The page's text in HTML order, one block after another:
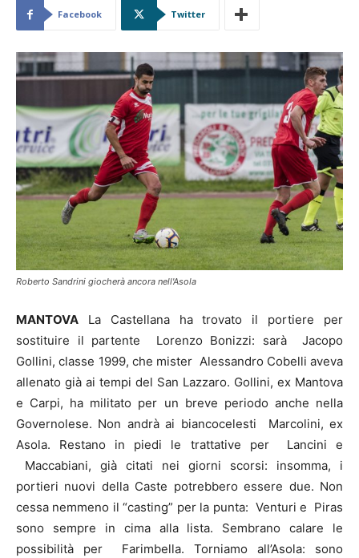
Facebook Twitter
Roberto Sandrini giocherà ancora nell'Asola
MANTOVA La Castellana ha trovato il portiere per
sostituire il partente Lorenzo Bonizzi: sarà Jacopo
Gollini, classe 1999, che mister Alessandro Cobelli aveva
allenato già ai tempi del San Lazzaro. Gollini, ex Mantova
e Carpi, ha militato per un breve periodo anche nella
Governolese. Non andrà ai biancocelesti Marcolini, ex
Asola. Restano in piedi le trattative per Lancini e
Maccabiani, già citati nei giorni scorsi: insomma, i
portieri nuovi della Caste potrebbero essere due. Non
cessa nemmeno il “casting” per la punta: Venturi e Piras
sono sempre in cima alla lista. Sembrano calare le
possibilità per Farimbella. Torniamo all’Asola: sono